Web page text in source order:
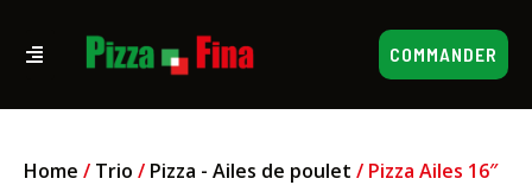
COMMANDER
Home / Trio / Pizza - Ailes de poulet / Pizza Ailes 16″